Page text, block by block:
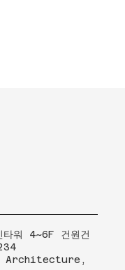
워 4~6F 건원건
Architecture,